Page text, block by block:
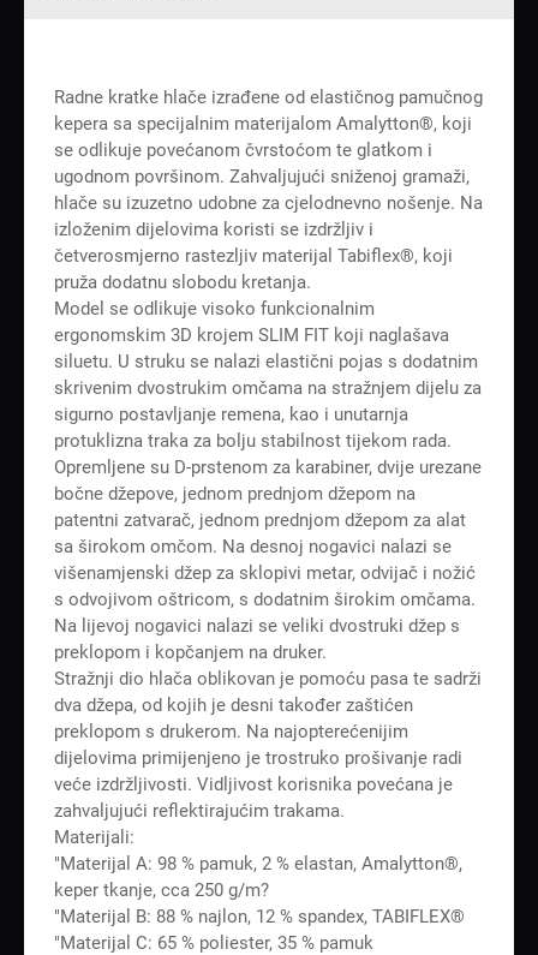
Radne kratke hlače izrađene od elastičnog pamučnog
kepera sa specijalnim materijalom Amalytton®, koji
se odlikuje povećanom čvrstoćom te glatkom i
ugodnom površinom. Zahvaljujući sniženoj gramaži,
hlače su izuzetno udobne za cjelodnevno nošenje. Na
izloženim dijelovima koristi se izdržljiv i
četverosmjerno rastezljiv materijal Tabiflex®, koji
pruža dodatnu slobodu kretanja.
Model se odlikuje visoko funkcionalnim
ergonomskim 3D krojem SLIM FIT koji naglašava
siluetu. U struku se nalazi elastični pojas s dodatnim
skrivenim dvostrukim omčama na stražnjem dijelu za
sigurno postavljanje remena, kao i unutarnja
protuklizna traka za bolju stabilnost tijekom rada.
Opremljene su D-prstenom za karabiner, dvije urezane
bočne džepove, jednom prednjom džepom na
patentni zatvarač, jednom prednjom džepom za alat
sa širokom omčom. Na desnoj nogavici nalazi se
višenamjenski džep za sklopivi metar, odvijač i nožić
s odvojivom oštricom, s dodatnim širokim omčama.
Na lijevoj nogavici nalazi se veliki dvostruki džep s
preklopom i kopčanjem na druker.
Stražnji dio hlača oblikovan je pomoću pasa te sadrži
dva džepa, od kojih je desni također zaštićen
preklopom s drukerom. Na najopterećenijim
dijelovima primijenjeno je trostruko prošivanje radi
veće izdržljivosti. Vidljivost korisnika povećana je
zahvaljujući reflektirajućim trakama.
Materijali:
"Materijal A: 98 % pamuk, 2 % elastan, Amalytton®,
keper tkanje, cca 250 g/m?
"Materijal B: 88 % najlon, 12 % spandex, TABIFLEX®
"Materijal C: 65 % poliester, 35 % pamuk